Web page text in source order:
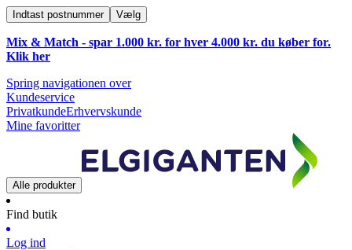
Indtast postnummer Vælg
Mix & Match - spar 1.000 kr. for hver 4.000 kr. du køber for.
Klik her
Spring navigationen over
Kundeservice
PrivatkundeErhvervskunde
Mine favoritter
Alle produkter
Find butik
Log ind